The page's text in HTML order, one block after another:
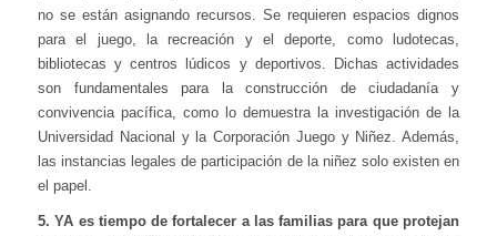
no se están asignando recursos. Se requieren espacios dignos
para el juego, la recreación y el deporte, como ludotecas,
bibliotecas y centros lúdicos y deportivos. Dichas actividades
son fundamentales para la construcción de ciudadanía y
convivencia pacífica, como lo demuestra la investigación de la
Universidad Nacional y la Corporación Juego y Niñez. Además,
las instancias legales de participación de la niñez solo existen en
el papel.
5. YA es tiempo de fortalecer a las familias para que protejan